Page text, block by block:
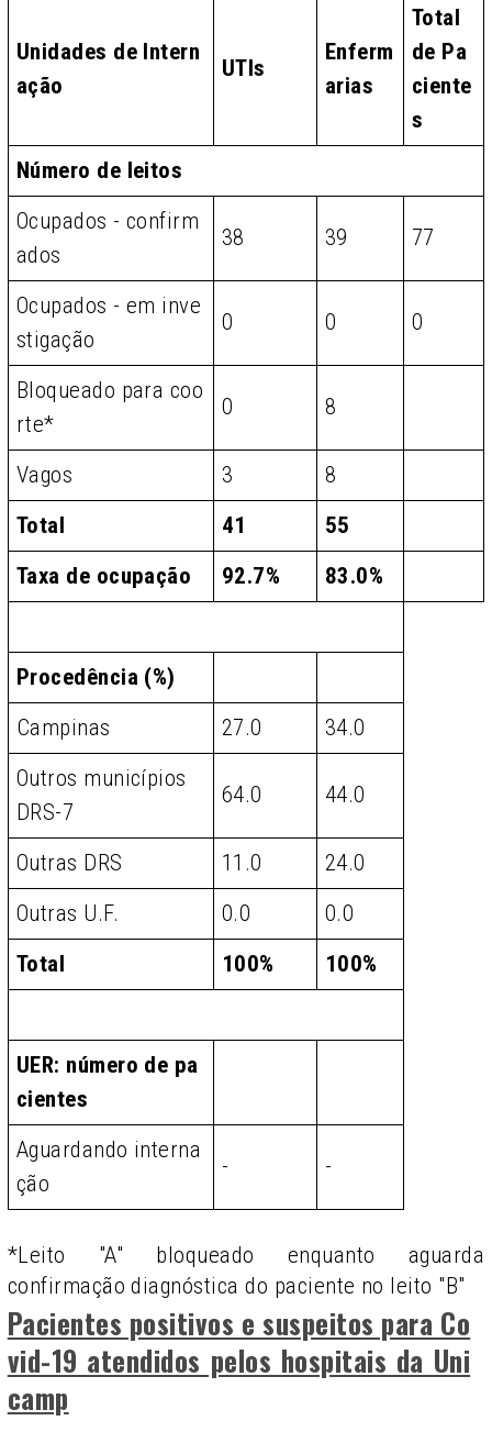
Unidades de Intern
ação
UTIs
Enferm
arias
Total
de Pa
ciente
s
Número de leitos
Ocupados - confirm
ados
38 39 77
Ocupados - em inve
stigação
0 0 0
Bloqueado para coo
rte*
0 8
Vagos 3
8
Total
41
55
Taxa de ocupação
92.7% 83.0%
Procedência (%)
Campinas
27.0
34.0
Outros municípios
DRS-7
64.0 44.0
Outras DRS 11.0
24.0
Outras U.F.
0.0
0.0
Total
100% 100%
UER: número de pa
cientes
Aguardando interna
ção
- -
*Leito "A" bloqueado enquanto aguarda
confirmação diagnóstica do paciente no leito "B"
Pacientes positivos e suspeitos para Co
vid-19 atendidos pelos hospitais da Uni
camp